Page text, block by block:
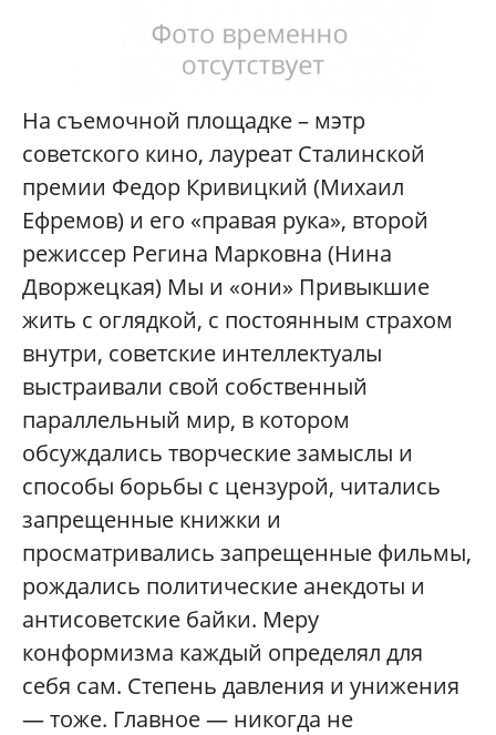
На съемочной площадке – мэтр
советского кино, лауреат Сталинской
премии Федор Кривицкий (Михаил
Ефремов) и его «правая рука», второй
режиссер Регина Марковна (Нина
Дворжецкая) Мы и «они» Привыкшие
жить с оглядкой, с постоянным страхом
внутри, советские интеллектуалы
выстраивали свой собственный
параллельный мир, в котором
обсуждались творческие замыслы и
способы борьбы с цензурой, читались
запрещенные книжки и
просматривались запрещенные фильмы,
рождались политические анекдоты и
антисоветские байки. Меру
конформизма каждый определял для
себя сам. Степень давления и унижения
— тоже. Главное — никогда не